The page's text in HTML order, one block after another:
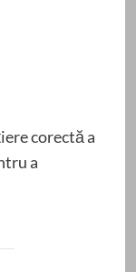
corectă a
a